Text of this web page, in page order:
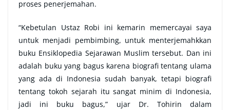
proses penerjemahan.
“Kebetulan Ustaz Robi ini kemarin memercayai saya
untuk menjadi pembimbing, untuk menterjemahkkan
buku Ensiklopedia Sejarawan Muslim tersebut. Dan ini
adalah buku yang bagus karena biografi tentang ulama
yang ada di Indonesia sudah banyak, tetapi biografi
tentang tokoh sejarah itu sangat minim di Indonesia,
jadi ini buku bagus,” ujar Dr. Tohirin dalam